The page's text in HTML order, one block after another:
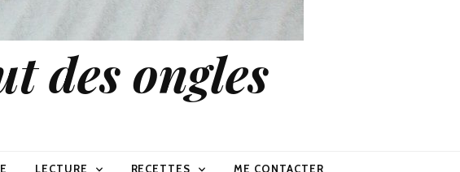
des ongles
LECTURE RECETTES ME CONTACTER